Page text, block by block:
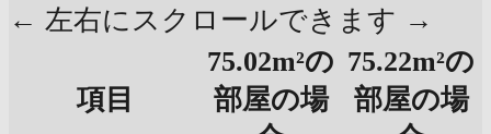
← 左右にスクロールできます →
項目
75.02m²の
部屋の場
75.22m²の
部屋の場